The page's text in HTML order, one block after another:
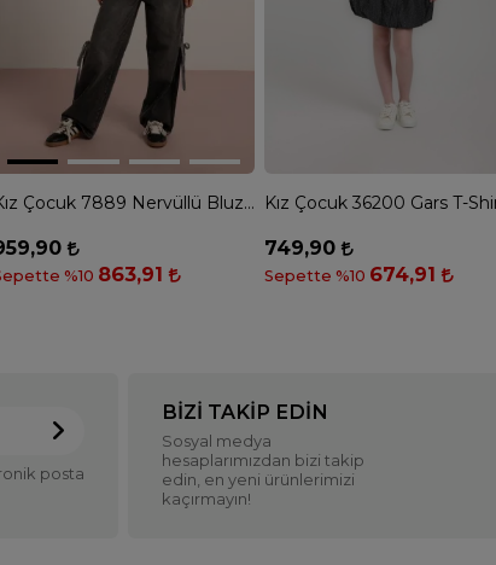
Kız Çocuk 7889 Nervüllü Bluz - EKRU
%10 863,91
749,90
Sepette %10 674,91
posta
BIZI TAKIP EDIN
Sosyal medya
hesaplarımızdan bizi takip
edin, en yeni ürünlerimizi
kaçırmayın!